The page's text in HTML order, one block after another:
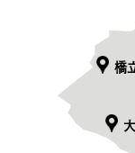
橋